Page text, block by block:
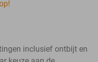
inclusief ontbijt en